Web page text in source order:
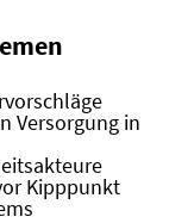
Versorgung in
Kipppunkt